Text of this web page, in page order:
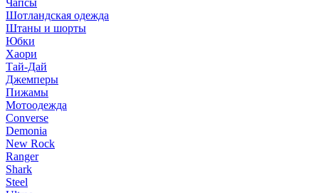
Чапсы
Шотландская одежда
Штаны и шорты
Юбки
Хаори
Тай-Дай
Джемперы
Пижамы
Мотоодежда
Converse
Demonia
New Rock
Ranger
Shark
Steel